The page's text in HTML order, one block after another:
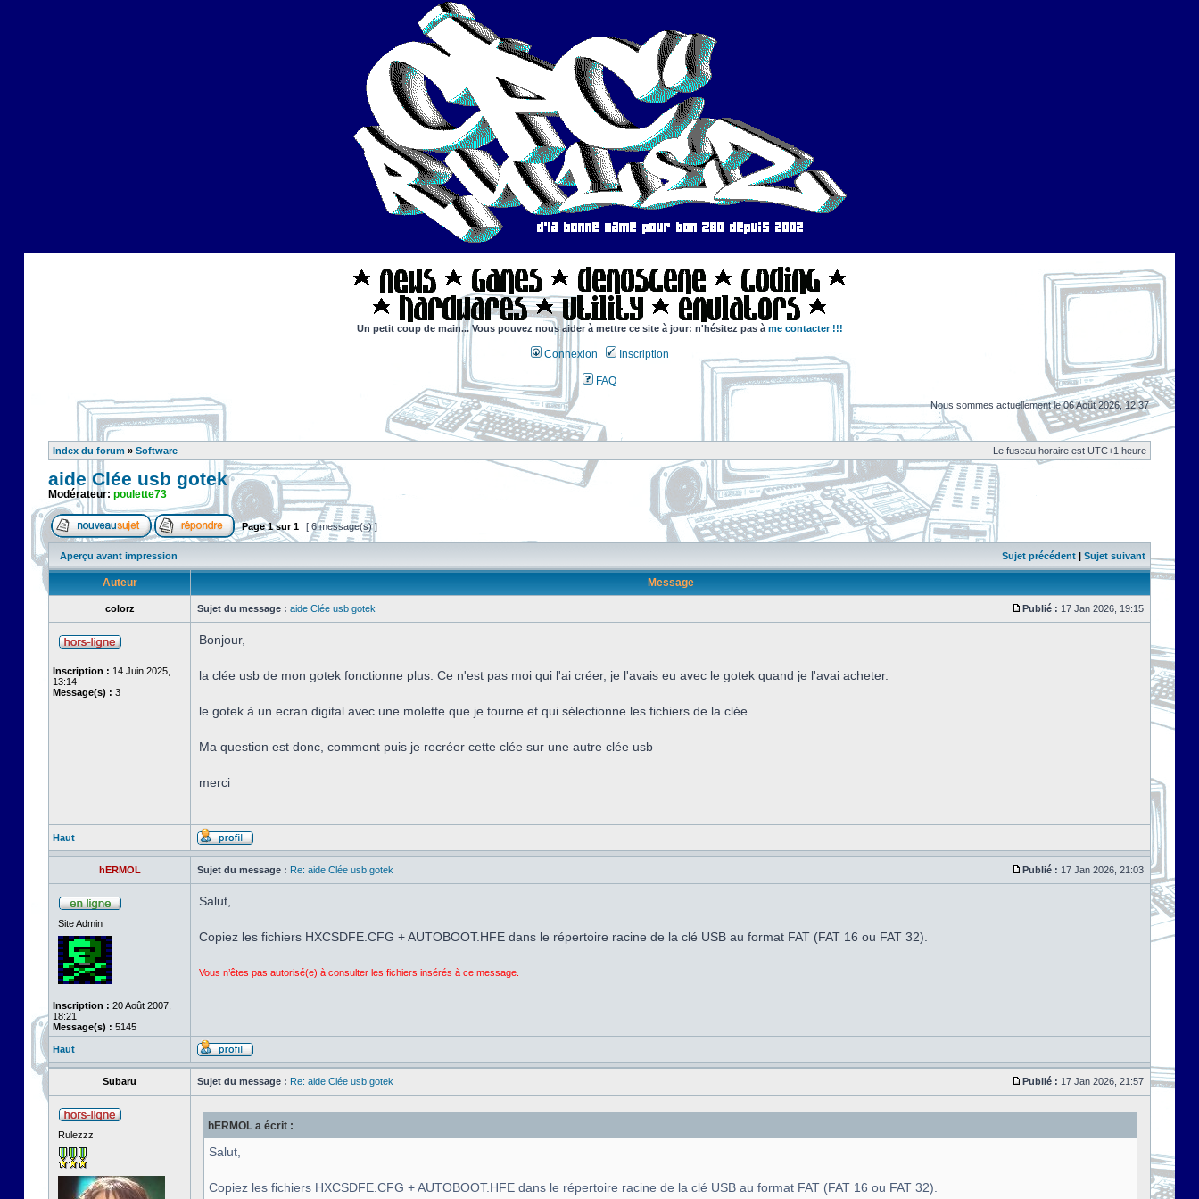
Un petit coup de main... Vous pouvez nous aider à mettre ce site à jour: n'hésitez pas à me contacter !!!
Connexion Inscription
FAQ
Nous sommes actuellement le 06 Août 2026, 12:37
Index du forum » Software Le fuseau horaire est UTC+1 heure
aide Clée usb gotek
Modérateur: poulette73
Page1sur1 [ 6 message(s) ]
Aperçu avant impression Sujet précédent | Sujet suivant
Auteur Message
colorz Sujet du message : aide Clée usb gotek Publié : 17 Jan 2026, 19:15
Inscription : 14 Juin 2025,
13:14
Message(s) : 3
Bonjour,
la clée usb de mon gotek fonctionne plus. Ce n'est pas moi qui l'ai créer, je l'avais eu avec le gotek quand je l'avai acheter.
le gotek à un ecran digital avec une molette que je tourne et qui sélectionne les fichiers de la clée.
Ma question est donc, comment puis je recréer cette clée sur une autre clée usb
merci
Haut
hERMOL Sujet du message : Re: aide Clée usb gotek Publié : 17 Jan 2026, 21:03
Site Admin
Inscription : 20 Août 2007,
18:21
Message(s) : 5145
Salut,
Copiez les fichiers HXCSDFE.CFG + AUTOBOOT.HFE dans le répertoire racine de la clé USB au format FAT (FAT 16 ou FAT 32).
Vous n’êtes pas autorisé(e) à consulter les fichiers insérés à ce message.
Haut
Subaru Sujet du message : Re: aide Clée usb gotek Publié : 17 Jan 2026, 21:57
Rulezzz
hERMOL a écrit :
Salut,
Copiez les fichiers HXCSDFE.CFG + AUTOBOOT.HFE dans le répertoire racine de la clé USB au format FAT (FAT 16 ou FAT 32).